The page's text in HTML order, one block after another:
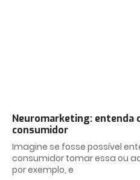
Neuromarketing: entenda
consumidor
Imagine se fosse possível
consumidor tomar essa ou
por exemplo, e